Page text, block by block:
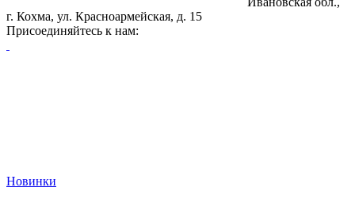
г. Кохма, ул. Красноармейская, д. 15
Присоединяйтесь к нам:
Новинки